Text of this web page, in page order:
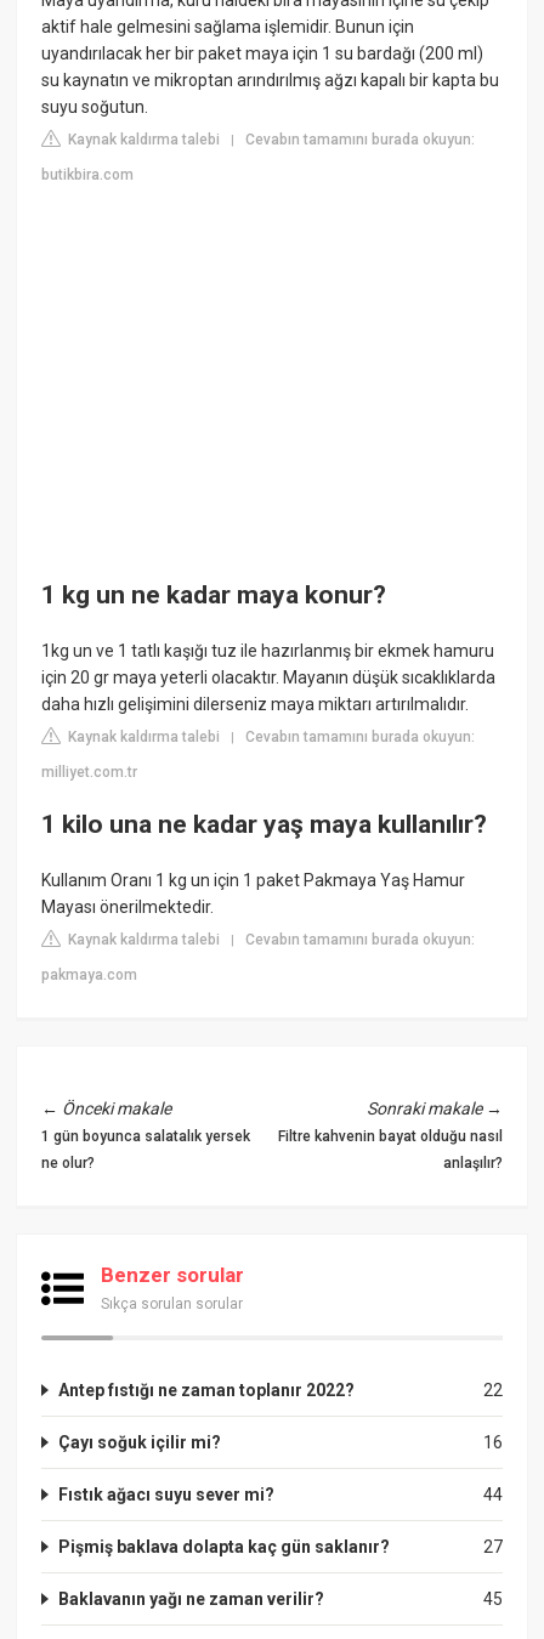
aktif hale gelmesini sağlama işlemidir. Bunun için
uyandırılacak her bir paket maya için 1 su bardağı (200 ml)
su kaynatın ve mikroptan arındırılmış ağzı kapalı bir kapta bu
suyu soğutun.
Kaynak kaldırma talebi |Cevabın tamamını burada okuyun:
butikbira.com
1 kg un ne kadar maya konur?
1kg un ve 1 tatlı kaşığı tuz ile hazırlanmış bir ekmek hamuru
için 20 gr maya yeterli olacaktır. Mayanın düşük sıcaklıklarda
daha hızlı gelişimini dilerseniz maya miktarı artırılmalıdır.
Kaynak kaldırma talebi |Cevabın tamamını burada okuyun:
milliyet.com.tr
1 kilo una ne kadar yaş maya kullanılır?
Kullanım Oranı 1 kg un için 1 paket Pakmaya Yaş Hamur
Mayası önerilmektedir.
Kaynak kaldırma talebi |Cevabın tamamını burada okuyun:
pakmaya.com
← Önceki makale
1 gün boyunca salatalık yersek
ne olur?
Sonraki makale→
Filtre kahvenin bayat olduğu nasıl
anlaşılır?
Benzer sorular
Sıkça sorulan sorular
22
Antep fıstığı ne zaman toplanır 2022?
16
Çayı soğuk içilir mi?
44
Fıstık ağacı suyu sever mi?
27
Pişmiş baklava dolapta kaç gün saklanır?
45
Baklavanın yağı ne zaman verilir?